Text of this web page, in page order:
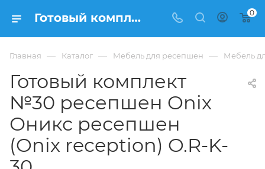
Готовый комплект №30 ресепшен Onix Оникс ресепшен (Onix reception) O.R-K-30 из ЛДСП купить в Москве, цена 128 293 ₽. - интернет-магазин ФРАНКОМ 0
Главная — Каталог — Мебель для ресепшен — Мебель
Готовый комплект
№30 ресепшен Onix
Оникс ресепшен
(Onix reception) O.R-K-